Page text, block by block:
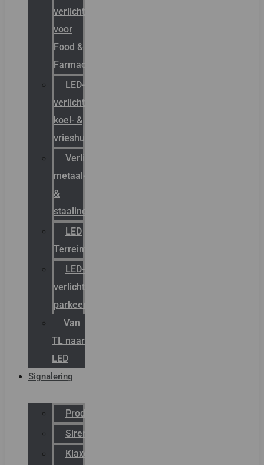
verlichting
voor
Food &
Farmacie
LED-
verlichting
koel- &
vrieshuizen
Verlichting
metaal-
&
staalindustrie
LED
Terreinverlichting
LED-
verlichting
parkeergarage
Van
TL naar
LED
Signalering
Productcatalogus
Sirena
Klaxon